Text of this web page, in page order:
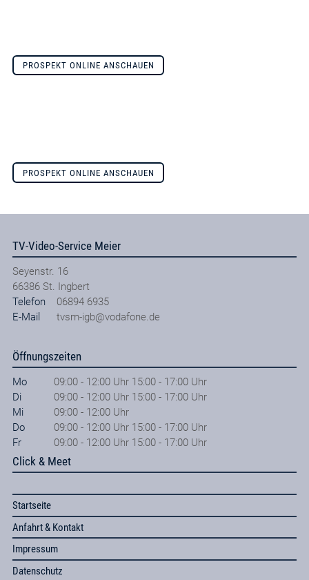
PROSPEKT ONLINE ANSCHAUEN
PROSPEKT ONLINE ANSCHAUEN
TV-Video-Service Meier
Seyenstr. 16
66386 St. Ingbert
Telefon
06894 6935
E-Mail
tvsm-igb@vodafone.de
Öffnungszeiten
Mo
09:00 - 12:00 Uhr 15:00 - 17:00 Uhr
Di
09:00 - 12:00 Uhr 15:00 - 17:00 Uhr
Mi
09:00 - 12:00 Uhr
Do
09:00 - 12:00 Uhr 15:00 - 17:00 Uhr
Fr
09:00 - 12:00 Uhr 15:00 - 17:00 Uhr
Click & Meet
Startseite
Anfahrt & Kontakt
Impressum
Datenschutz